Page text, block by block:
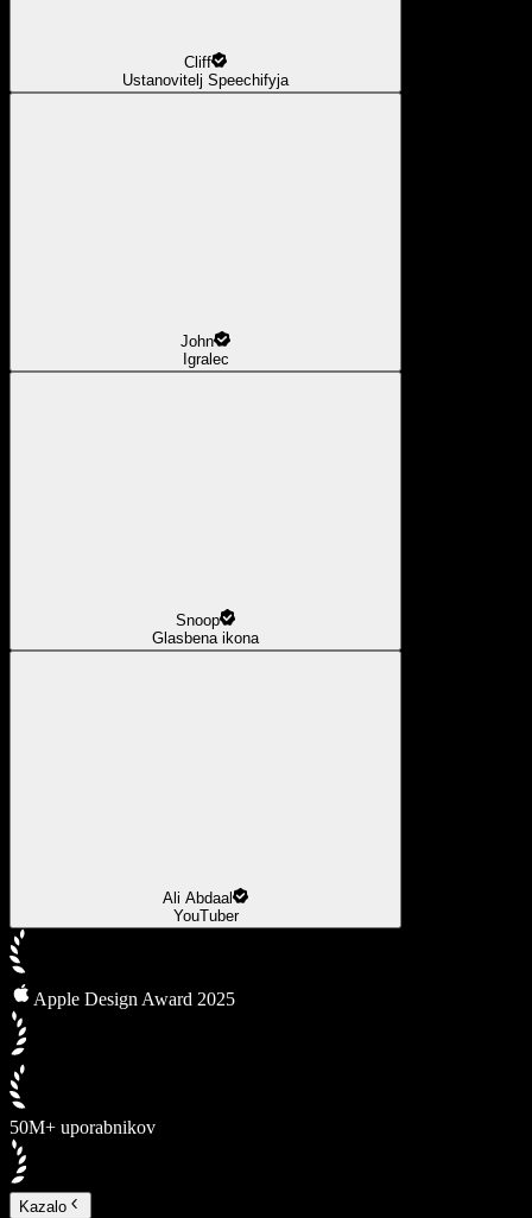
Cliff
Ustanovitelj Speechifyja
John
Igralec
Snoop
Glasbena ikona
Ali Abdaal
YouTuber
Apple Design Award 2025
50M+ uporabnikov
Kazalo